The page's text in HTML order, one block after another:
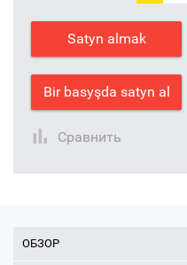
Satyn almak
Bir basyşda satyn al
Сравнить
ОБЗОР